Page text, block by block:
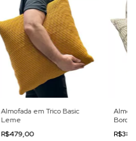
Almofada em Trico Basic
Leme
R$479,00